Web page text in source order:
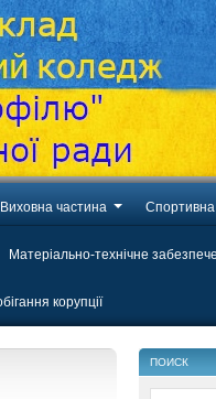
Виховна частина Спортивна
Матеріально-технічне
корупції
ПОИСК